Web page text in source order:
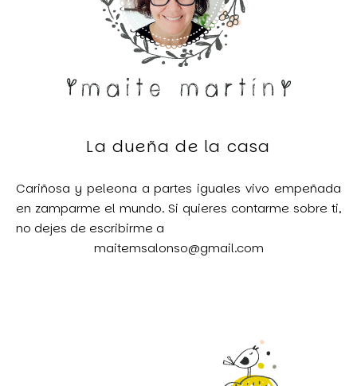
La dueña de la casa
Cariñosa y peleona a partes iguales vivo empeñada
en zamparme el mundo. Si quieres contarme sobre ti,
no dejes de escribirme a
maitemsalonso@gmail.com